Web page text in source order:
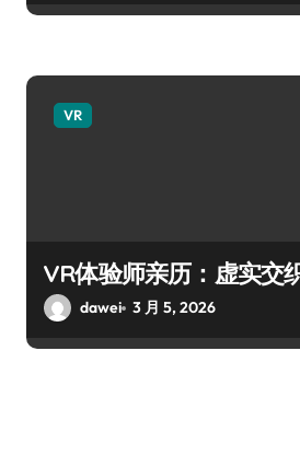
VR
VR体验师亲历：虚实交
dawei 3 月 5, 2026